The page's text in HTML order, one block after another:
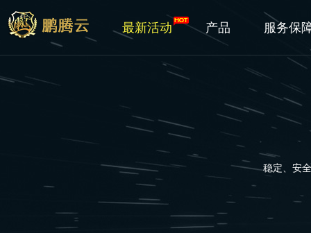
最新活动 产品 服务保
稳定、安